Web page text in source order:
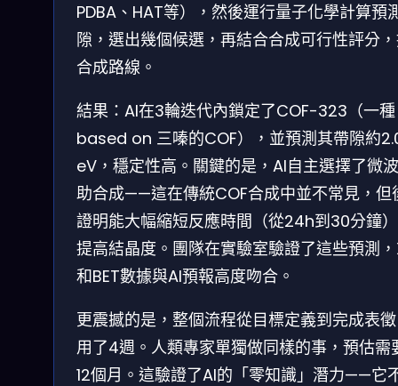
PDBA、HAT等），然後運行量子化學計算預
隙，選出幾個候選，再結合合成可行性評分
合成路線。
結果：AI在3輪迭代內鎖定了COF-323（一種
based on 三嗪的COF），並預測其帶隙約
eV，穩定性高。關鍵的是，AI自主選擇了微
助合成——這在傳統COF合成中並不常見，但
證明能大幅縮短反應時間（從24h到30分鐘
提高結晶度。團隊在實驗室驗證了這些預測，
和BET數據與AI預報高度吻合。
更震撼的是，整個流程從目標定義到完成表
用了4週。人類專家單獨做同樣的事，預估
12個月。這驗證了AI的「零知識」潛力——它